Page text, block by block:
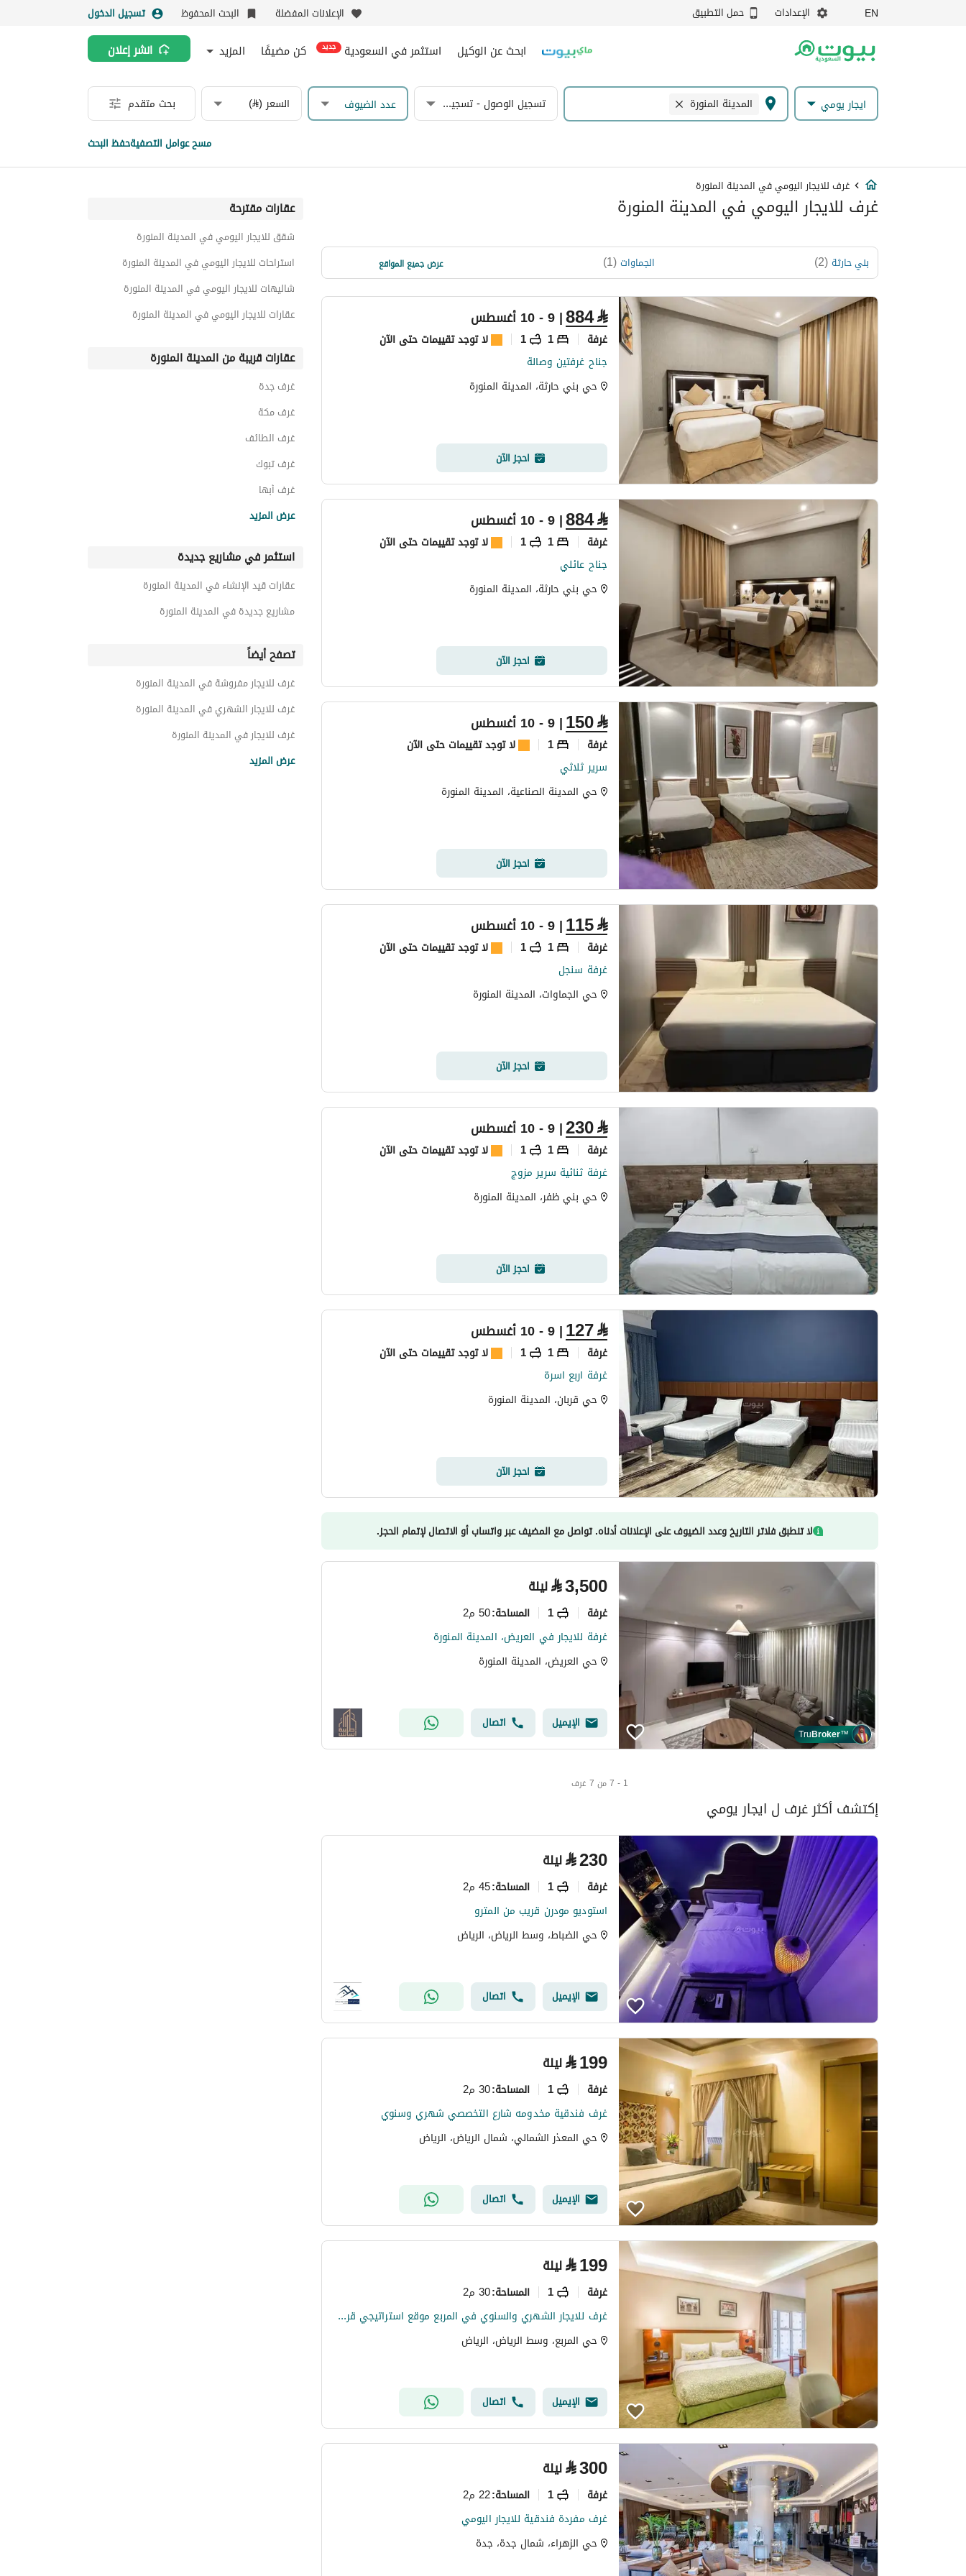
EN الإعدادات حمل التطبيق الإعلانات المفضلة البحث المحفوظ تسجيل الدخول
ابحث عن الوكيل استثمر في السعودية جديد كن مضيفًا المزيد انشر إعلان
ايجار يومي المدينة المنورة تسجيل الوصول - تسجيل المغادرة عدد الضيوف السعر (⃁) بحث متقدم
مسح عوامل التصفيةحفظ البحث
غرف للايجار اليومي في المدينة المنورة
غرف للايجار اليومي في المدينة المنورة
بني حارثة(
2
) الجماوات(
1
) قربان
(
1
)
بني ظفر
(
1
)
عرض جميع المواقع
⃁
884| 9 - 10 أغسطس
غرفة 1
1
لا توجد تقييمات حتى الآن
جناح غرفتين وصالة
حي بني حارثة، المدينة المنورة
احجز الآن
⃁
884| 9 - 10 أغسطس
غرفة 1
1
لا توجد تقييمات حتى الآن
جناح عائلي
حي بني حارثة، المدينة المنورة
احجز الآن
⃁
150| 9 - 10 أغسطس
غرفة 1
لا توجد تقييمات حتى الآن
سرير ثلاثي
حي المدينة الصناعية، المدينة المنورة
احجز الآن
⃁
115| 9 - 10 أغسطس
غرفة 1
1
لا توجد تقييمات حتى الآن
غرفة سنجل
حي الجماوات، المدينة المنورة
احجز الآن
⃁
230| 9 - 10 أغسطس
غرفة 1
1
لا توجد تقييمات حتى الآن
غرفة ثنائية سرير مزوج
حي بني ظفر، المدينة المنورة
احجز الآن
⃁
127| 9 - 10 أغسطس
غرفة 1
1
لا توجد تقييمات حتى الآن
غرفة اربع اسرة
حي قربان، المدينة المنورة
احجز الآن
لا تنطبق فلاتر التاريخ وعدد الضيوف على الإعلانات أدناه. تواصل مع المضيف عبر واتساب أو الاتصال لإتمام الحجز.
TruBroker™
⃁3,500 ليلة
غرفة 1 المساحة:50 م2
غرفة للايجار في العريض، المدينة المنورة
حي العريض، المدينة المنورة
الإيميل اتصال
1 - 7 من 7 غرف
إكتشف أكثر غرف ل ايجار يومي
⃁230 ليلة
غرفة 1 المساحة:45 م2
استوديو مودرن قريب من المترو
حي الضباط، وسط الرياض، الرياض
الإيميل اتصال
⃁199 ليلة
غرفة 1 المساحة:30 م2
غرف فندقية مخدومه شارع التخصصي شهري وسنوي
حي المعذر الشمالي، شمال الرياض، الرياض
الإيميل اتصال
⃁199 ليلة
غرفة 1 المساحة:30 م2
غرف للايجار الشهري والسنوي في المربع موقع استراتيجي قرب الوزارات
حي المربع، وسط الرياض، الرياض
الإيميل اتصال
⃁300 ليلة
غرفة 1 المساحة:22 م2
غرف مفردة فندقية للايجار اليومي
حي الزهراء، شمال جدة، جدة
عقارات مقترحة
شقق للايجار اليومي في المدينة المنورة
استراحات للايجار اليومي في المدينة المنورة
شاليهات للايجار اليومي في المدينة المنورة
عقارات للايجار اليومي في المدينة المنورة
عقارات قريبة من المدينة المنورة
غرف جدة
غرف مكة
غرف الطائف
غرف تبوك
غرف أبها
غرف الجبيل
غرف صفوه المنطقة الشرقية
غرف الدمام
عرض المزيد
استثمر في مشاريع جديدة
عقارات قيد الإنشاء في المدينة المنورة
مشاريع جديدة في المدينة المنورة
تصفح أيضاً
غرف للايجار مفروشة في المدينة المنورة
غرف للايجار الشهري في المدينة المنورة
غرف للايجار في المدينة المنورة
عرض المزيد